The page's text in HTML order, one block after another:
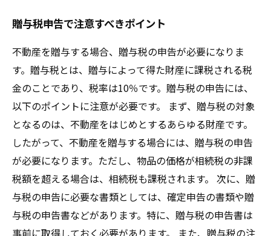
贈与税申告で注意すべきポイント
不動産を贈与する場合、贈与税の申告が必要になりま
す。贈与税とは、贈与によって得た財産に課税される税
金のことであり、税率は10％です。贈与税の申告には、
以下のポイントに注意が必要です。 まず、贈与税の対象
となるのは、不動産をはじめとするあらゆる財産です。
したがって、不動産を贈与する場合には、贈与税の申告
が必要になります。ただし、物品の価格が相続税の非課
税額を超える場合は、相続税も課税されます。 次に、贈
与税の申告に必要な書類としては、確定申告の書類や贈
与税の申告書などがあります。特に、贈与税の申告書は
事前に取得しておく必要があります。 また、贈与税の注